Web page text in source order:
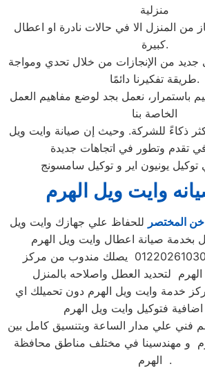
منزلية
من المنزل الا في حالات نادرة او اعطال
كبيرة.
من الإنجازات من خلال تحدي ومواجة
طريقة تفكيرنا دائمًا.
باستمرار، نعمل بجد لوضع مفاهيم العمل
الخاصة بنا
ذكاءً للشركة. وحيث إن صيانة وايت ويل
توكيل يونيون اير و توكيل سامسونج
وايت ويل الهرم
المختصر للحفاظ علي جهازك وايت ويل
بخدمة صيانة اعطال وايت ويل الهرم
لتحديد العطل واصلاحه بالمنزل
خدمة وايت ويل الهرم دون تحميلك اي
فتوكيل وايت ويل الهرم
فني علي مدار الساعة وبتنسيق كامل بين
و مهندسينا في مختلف مناطق محافظة
الهرم .